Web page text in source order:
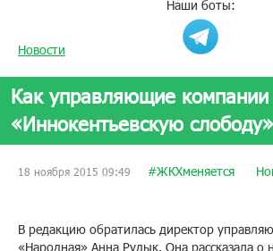
Наши боты:
Новости
Как управляющие компании
«Иннокентьевскую
18 ноября 2015 09:49 #ЖКХменяется
В редакцию обратилась директор
«Народная» Анна Рудык. Она рассказала о